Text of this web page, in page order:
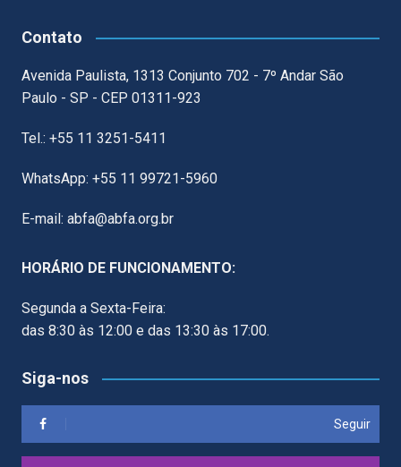
Contato
Avenida Paulista, 1313 Conjunto 702 - 7º Andar São
Paulo - SP - CEP 01311-923
Tel.: +55 11 3251-5411
WhatsApp: +55 11 99721-5960
E-mail: abfa@abfa.org.br
HORÁRIO DE FUNCIONAMENTO:
Segunda a Sexta-Feira:
das 8:30 às 12:00 e das 13:30 às 17:00.
Siga-nos
Seguir